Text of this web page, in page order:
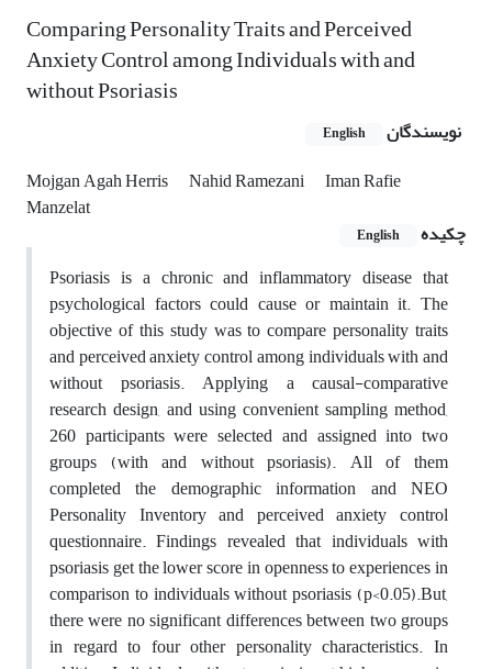
Comparing Personality Traits and Perceived
Anxiety Control among Individuals with and
without Psoriasis
نویسندگان English
Mojgan Agah Herris Nahid Ramezani
Iman Rafie
Manzelat
چکیده
English
Psoriasis is a chronic and inflammatory disease that
psychological factors could cause or maintain it. The
objective of this study was to compare personality traits
and perceived anxiety control among individuals with and
without psoriasis. Applying a causal-comparative
research design, and using convenient sampling method,
260 participants were selected and assigned into two
groups (with and without psoriasis). All of them
completed the demographic information and NEO
Personality Inventory and perceived anxiety control
questionnaire. Findings revealed that individuals with
psoriasis get the lower score in openness to experiences in
comparison to individuals without psoriasis (p<0.05).But,
there were no significant differences between two groups
in regard to four other personality characteristics. In